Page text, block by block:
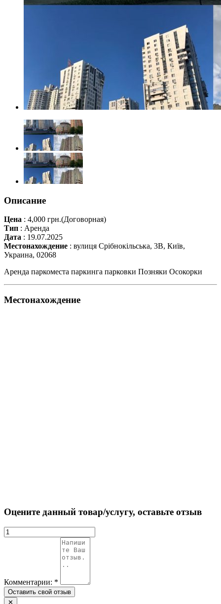
Описание
Цена : 4,000 грн.(Договорная)
Тип : Аренда
Дата : 19.07.2025
Местонахождение : вулиця Срібнокільська, 3В, Київ,
Украина, 02068
Аренда паркоместа паркинга парковки Позняки Осокорки
Местонахождение
Оцените данный товар/услугу, оставьте отзыв
Комментарии: *
✕